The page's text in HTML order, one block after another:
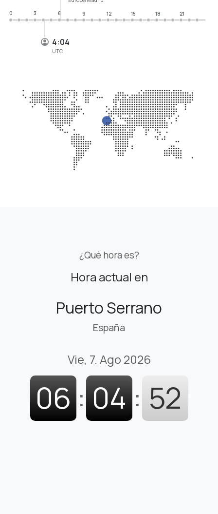
4:04
UTC
0
3 6 9 12 15 18 21
¿Qué hora es?
Hora actual en
Puerto Serrano
España
Vie, 7. Ago 2026
06 : 04 : 53